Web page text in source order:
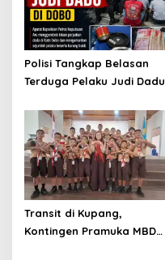
Polisi Tangkap Belasan
Terduga Pelaku Judi Dadu
Setoran Rp5 Juta dan
Selisih Barang Bukti
Transit di Kupang,
Kontingen Pramuka MBD